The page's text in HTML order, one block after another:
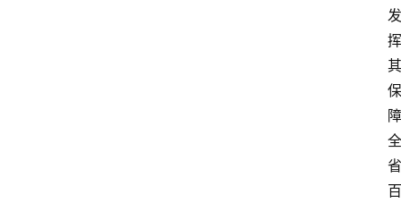
发
挥
其
保
障
全
省
百